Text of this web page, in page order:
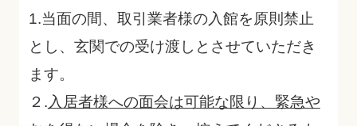
1.当面の間、取引業者様の入館を原則禁止
とし、玄関での受け渡しとさせていただき
ます。
２. 入居者様への面会は可能な限り、緊急や